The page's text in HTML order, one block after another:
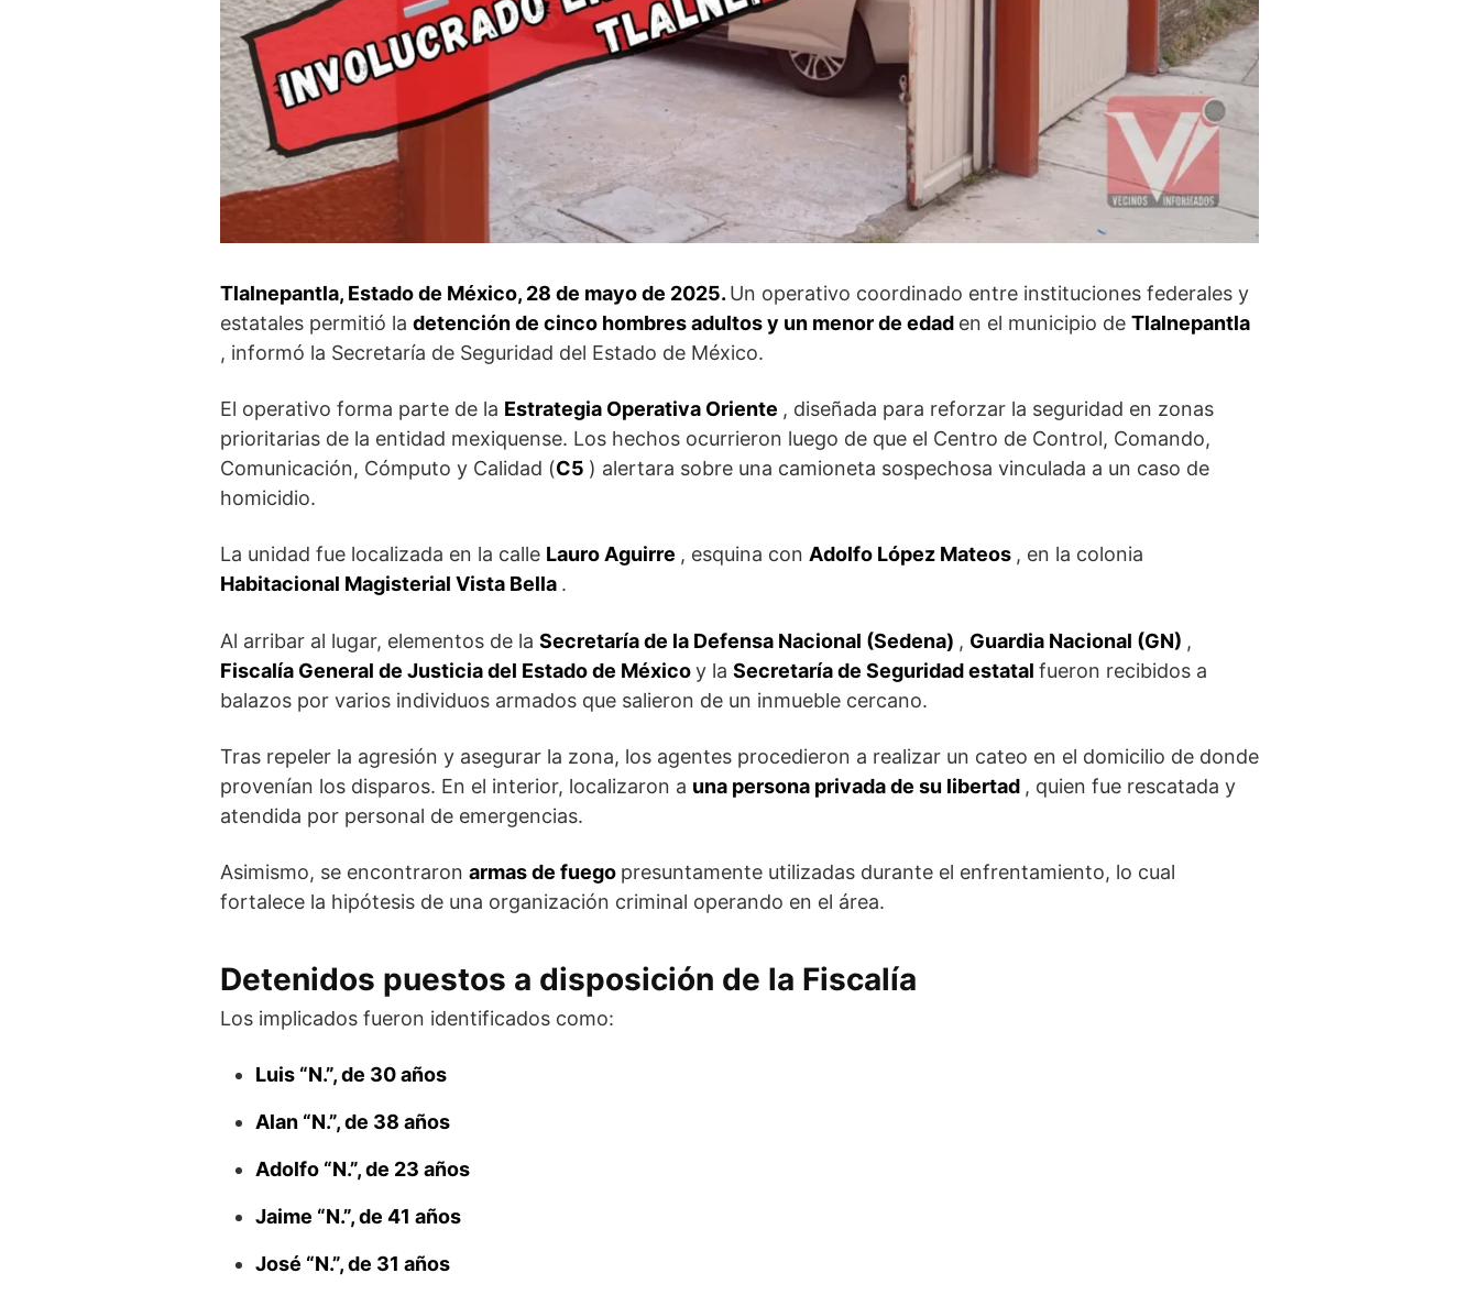
Tlalnepantla, Estado de México, 28 de mayo de 2025. Un operativo coordinado entre instituciones federales y
estatales permitió la detención de cinco hombres adultos y un menor de edad en el municipio de Tlalnepantla
, informó la Secretaría de Seguridad del Estado de México.
El operativo forma parte de la Estrategia Operativa Oriente , diseñada para reforzar la seguridad en zonas
prioritarias de la entidad mexiquense. Los hechos ocurrieron luego de que el Centro de Control, Comando,
Comunicación, Cómputo y Calidad (C5 ) alertara sobre una camioneta sospechosa vinculada a un caso de
homicidio.
La unidad fue localizada en la calle Lauro Aguirre , esquina con Adolfo López Mateos , en la colonia
Habitacional Magisterial Vista Bella .
Al arribar al lugar, elementos de la Secretaría de la Defensa Nacional (Sedena) , Guardia Nacional (GN) ,
Fiscalía General de Justicia del Estado de Méxicoy la Secretaría de Seguridad estatal fueron recibidos a
balazos por varios individuos armados que salieron de un inmueble cercano.
Tras repeler la agresión y asegurar la zona, los agentes procedieron a realizar un cateo en el domicilio de donde
provenían los disparos. En el interior, localizaron a una persona privada de su libertad , quien fue rescatada y
atendida por personal de emergencias.
Asimismo, se encontraron armas de fuego presuntamente utilizadas durante el enfrentamiento, lo cual
fortalece la hipótesis de una organización criminal operando en el área.
Detenidos puestos a disposición de la Fiscalía
Los implicados fueron identificados como:
Luis “N.”, de 30 años
Alan “N.”, de 38 años
Adolfo “N.”, de 23 años
Jaime “N.”, de 41 años
José “N.”, de 31 años